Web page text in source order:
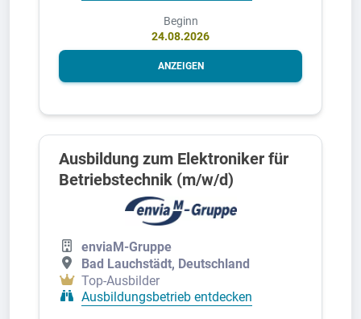
Beginn
24.08.2026
ANZEIGEN
Ausbildung zum Elektroniker für
Betriebstechnik (m/w/d)
enviaM-Gruppe
Bad Lauchstädt, Deutschland
Top-Ausbilder
Ausbildungsbetrieb entdecken